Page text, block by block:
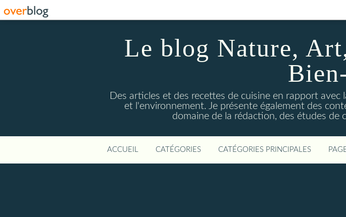
Le blog Nature,
Des articles et des recettes de cuisine en rapport
et l'environnement. Je présente également des
domaine de la rédaction, des études de
ACCUEIL CATÉGORIES CATÉGORIES PRINCIPALES